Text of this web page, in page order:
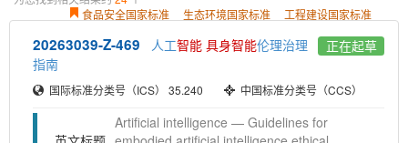
ICS分类
全部
33_电信、音频和视频工程
展开